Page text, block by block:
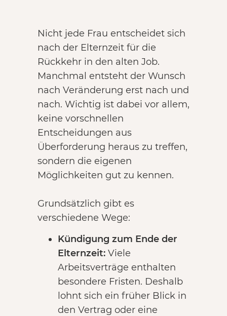
Nicht jede Frau entscheidet sich
nach der Elternzeit für die
Rückkehr in den alten Job.
Manchmal entsteht der Wunsch
nach Veränderung erst nach und
nach. Wichtig ist dabei vor allem,
keine vorschnellen
Entscheidungen aus
Überforderung heraus zu treffen,
sondern die eigenen
Möglichkeiten gut zu kennen.
Grundsätzlich gibt es
verschiedene Wege:
Kündigung zum Ende der
Elternzeit: Viele
Arbeitsverträge enthalten
besondere Fristen. Deshalb
lohnt sich ein früher Blick in
den Vertrag oder eine